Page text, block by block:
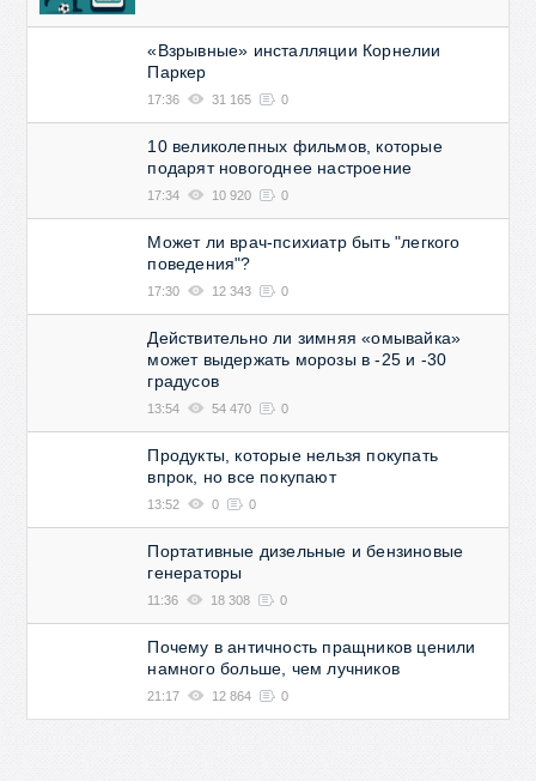
«Взрывные» инсталляции Корнелии
Паркер
17:36 31 165 0
10 великолепных фильмов, которые
подарят новогоднее настроение
17:34 10 920 0
Может ли врач-психиатр быть "легкого
поведения"?
17:30 12 343 0
Действительно ли зимняя «омывайка»
может выдержать морозы в -25 и -30
градусов
13:54 54 470 0
Продукты, которые нельзя покупать
впрок, но все покупают
13:52 0 0
Портативные дизельные и бензиновые
генераторы
11:36 18 308 0
Почему в античность пращников ценили
намного больше, чем лучников
21:17 12 864 0